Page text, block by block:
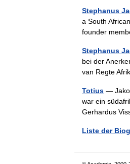
Stephanus
a South
founder
Stephanus
bei der
van Regte
Totius —
war ein
Gerhardus
Liste der